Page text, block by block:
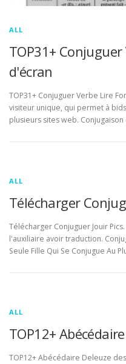
ALL
TOP31+
d'écran
TOP31+ Conjuguer Verbe Lire
visiteur unique, qui permet à
plusieurs sites web.
ALL
Télécharger
Télécharger Conjuguer Jouir
l'auxiliaire avoir traduction.
Seule Fille Qui Se Conjugue Au
ALL
TOP12+
TOP12+ Abécédaire Deleuze